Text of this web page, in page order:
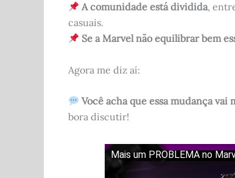
A comunidade está dividida,
casuais.
Se a Marvel não equilibrar bem
Agora me diz aí:
Você acha que essa mudança vai
bora discutir!
Mais um PROBLEMA no